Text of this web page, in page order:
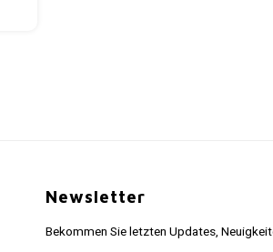
Newsletter
Bekommen Sie letzten Updates,